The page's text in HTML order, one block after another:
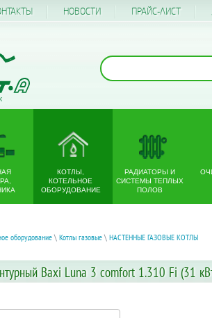
НОВОСТИ ПРАЙС-ЛИСТ
КОТЛЫ,
КОТЕЛЬНОЕ
ОБОРУДОВАНИЕ
РАДИАТОРЫ И
СИСТЕМЫ ТЕПЛЫХ
ПОЛОВ
оборудование \ Котлы газовые \ НАСТЕННЫЕ ГАЗОВЫЕ КОТЛЫ
Baxi Luna 3 comfort 1.310 Fi (31